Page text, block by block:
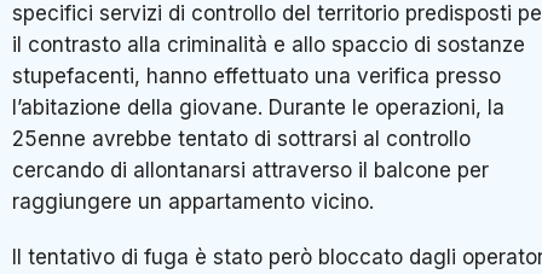
specifici servizi di controllo del territorio predisposti
il contrasto alla criminalità e allo spaccio di sostanze
stupefacenti, hanno effettuato una verifica presso
l’abitazione della giovane. Durante le operazioni, la
25enne avrebbe tentato di sottrarsi al controllo
cercando di allontanarsi attraverso il balcone per
raggiungere un appartamento vicino.
Il tentativo di fuga è stato però bloccato dagli